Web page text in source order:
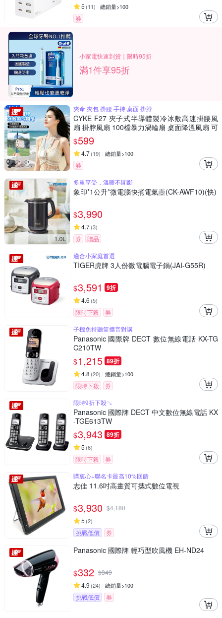
5 (11) 總銷量>100
券
小家電快速到貨｜限時95折
滿1件享95折
夾傘 夾包 掛腰 手持 桌面 掛脖
CYKE F27 夾子式半導體製冷冰敷高速掛腰風
扇 掛脖風扇 100檔暴力渦輪扇 桌面降溫風扇 可
掛/可夾/可立
$599
4.7(19) 總銷量>100
券
多重享受，溫暖不間斷
象印*1公升*微電腦快煮電氣壺(CK-AWF10)(快)
$3,990
4.7(3)
券
贈品
適合小家庭首選
TIGER虎牌 3人份微電腦電子鍋(JAI-G55R)
$3,591 9折
4.6 (5)
限時下殺
券
子機免持聽筒擴音對講
Panasonic 國際牌 DECT 數位無線電話 KX-TG
C210TW
$1,215 89折
4.8 (20) 總銷量>100
限時下殺
券
限時9折下殺↘
Panasonic 國際牌 DECT 中文數位無線電話 KX
-TGE613TW
$3,943 89折
5 (6)
限時下殺
券
購衷心+聯名卡最高10%回饋
志佳 11.6吋高畫質可攜式數位電視
$3,930 $4,180
5 (2)
挑戰低價 券
Panasonic 國際牌 輕巧型吹風機 EH-ND24
$332 $349
4.9 (24) 總銷量>100
挑戰低價 券